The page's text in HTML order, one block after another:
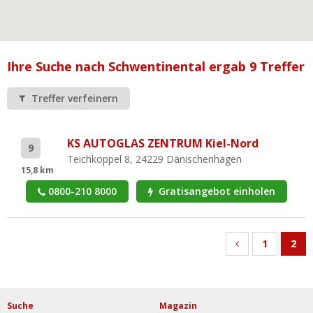
Werkstatt Login
Ihre Suche nach Schwentinental ergab 9 Treffer
Treffer verfeinern
9
15,8 km
KS AUTOGLAS ZENTRUM Kiel-Nord
Teichkoppel 8, 24229 Dänischenhagen
0800-210 8000 Gratisangebot einholen
1 2
Suche Magazin